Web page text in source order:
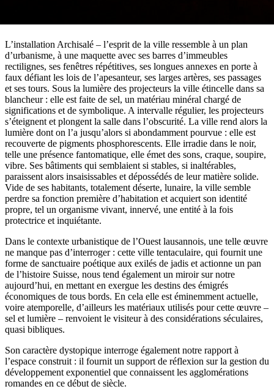
L’installation Archisalé – l’esprit de la ville ressemble à un plan
d’urbanisme, à une maquette avec ses barres d’immeubles
rectilignes, ses fenêtres répétitives, ses longues annexes en porte à
faux défiant les lois de l’apesanteur, ses larges artères, ses passages
et ses tours. Sous la lumière des projecteurs la ville étincelle dans sa
blancheur : elle est faite de sel, un matériau minéral chargé de
significations et de symbolique. A intervalle régulier, les projecteurs
s’éteignent et plongent la salle dans l’obscurité. La ville rend alors la
lumière dont on l’a jusqu’alors si abondamment pourvue : elle est
recouverte de pigments phosphorescents. Elle irradie dans le noir,
telle une présence fantomatique, elle émet des sons, craque, soupire,
vibre. Ses bâtiments qui semblaient si stables, si inaltérables,
paraissent alors insaisissables et dépossédés de leur matière solide.
Vide de ses habitants, totalement déserte, lunaire, la ville semble
perdre sa fonction première d’habitation et acquiert son identité
propre, tel un organisme vivant, innervé, une entité à la fois
protectrice et inquiétante.
Dans le contexte urbanistique de l’Ouest lausannois, une telle œuvre
ne manque pas d’interroger : cette ville tentaculaire, qui fournit une
forme de sanctuaire poétique aux exilés de jadis et actionne un pan
de l’histoire Suisse, nous tend également un miroir sur notre
aujourd’hui, en mettant en exergue les destins des émigrés
économiques de tous bords. En cela elle est éminemment actuelle,
voire atemporelle, d’ailleurs les matériaux utilisés pour cette œuvre –
sel et lumière – renvoient le visiteur à des considérations séculaires,
quasi bibliques.
Son caractère dystopique interroge également notre rapport à
l’espace construit : il fournit un support de réflexion sur la gestion du
développement exponentiel que connaissent les agglomérations
romandes en ce début de siècle.